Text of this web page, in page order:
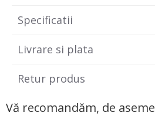
Specificatii
Livrare si plata
Retur produs
Vă recomandăm, de